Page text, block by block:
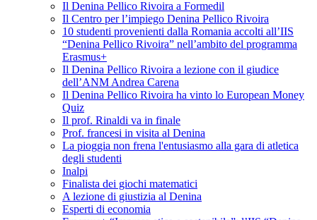
Il Denina Pellico Rivoira a Formedil
Il Centro per l’impiego Denina Pellico Rivoira
10 studenti provenienti dalla Romania accolti all’IIS
“Denina Pellico Rivoira” nell’ambito del programma
Erasmus+
Il Denina Pellico Rivoira a lezione con il giudice
dell’ANM Andrea Carena
Il Denina Pellico Rivoira ha vinto lo European Money
Quiz
Il prof. Rinaldi va in finale
Prof. francesi in visita al Denina
La pioggia non frena l'entusiasmo alla gara di atletica
degli studenti
Inalpi
Finalista dei giochi matematici
A lezione di giustizia al Denina
Esperti di economia